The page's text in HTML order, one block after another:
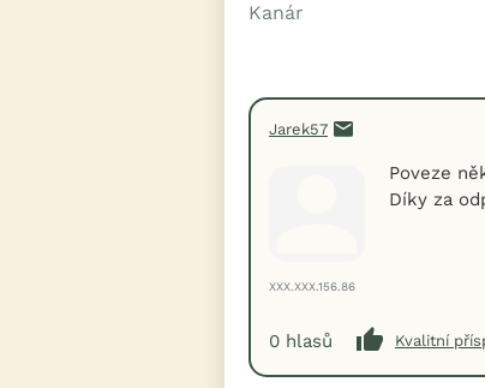
Kanár
Jarek57
XXX.XXX.156.86
Poveze
Díky za
0 hlasů Kvalitní